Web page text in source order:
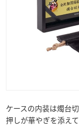
ケースの内装は燭台
押しが華やぎを添えて